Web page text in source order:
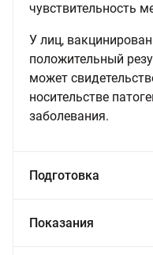
чувствительность
У лиц,
положительный
может
носительстве
заболевания.
Подготовка
Показания